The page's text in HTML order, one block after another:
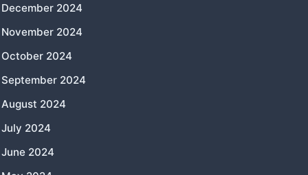
December 2024
November 2024
October 2024
September 2024
August 2024
July 2024
June 2024